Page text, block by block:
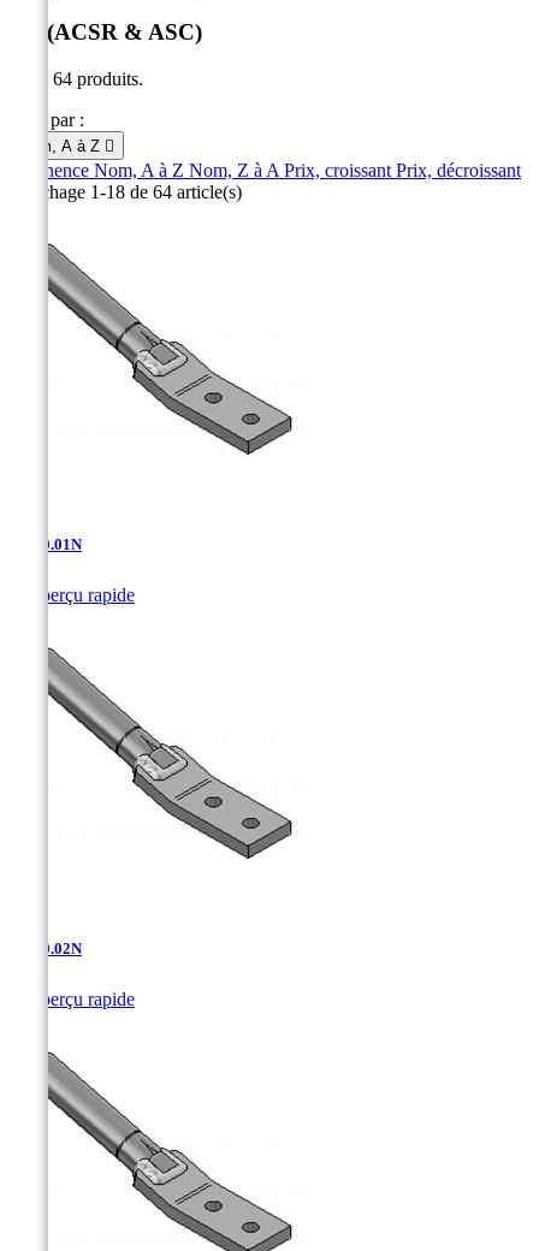
AT (ACSR & ASC)
Il y a 64 produits.
Trier par :
Nom, A à Z 
Pertinence Nom, A à Z Nom, Z à A Prix, croissant Prix, décroissant
Affichage 1-18 de 64 article(s)
AT-10.01N
Aperçu rapide
AT-10.02N
Aperçu rapide